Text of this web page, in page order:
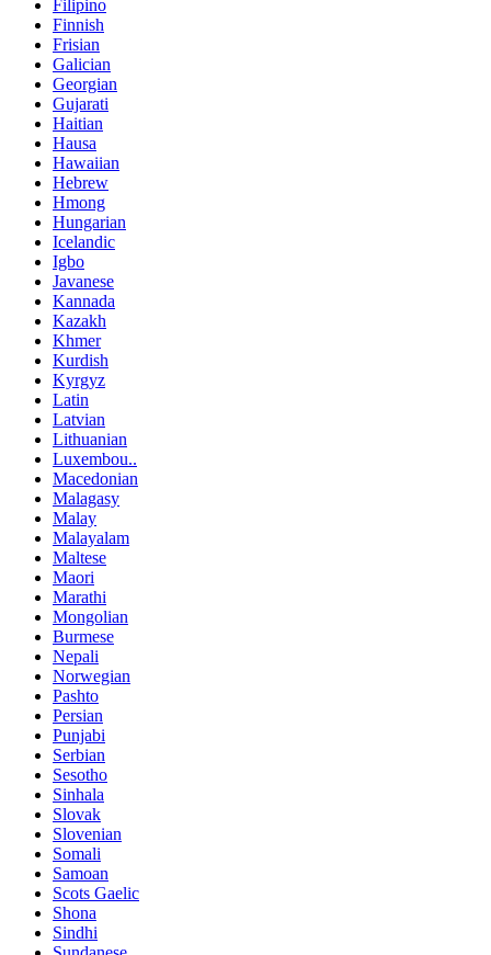
Filipino
Finnish
Frisian
Galician
Georgian
Gujarati
Haitian
Hausa
Hawaiian
Hebrew
Hmong
Hungarian
Icelandic
Igbo
Javanese
Kannada
Kazakh
Khmer
Kurdish
Kyrgyz
Latin
Latvian
Lithuanian
Luxembou..
Macedonian
Malagasy
Malay
Malayalam
Maltese
Maori
Marathi
Mongolian
Burmese
Nepali
Norwegian
Pashto
Persian
Punjabi
Serbian
Sesotho
Sinhala
Slovak
Slovenian
Somali
Samoan
Scots Gaelic
Shona
Sindhi